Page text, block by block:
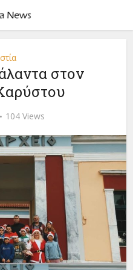
στον
104 Views